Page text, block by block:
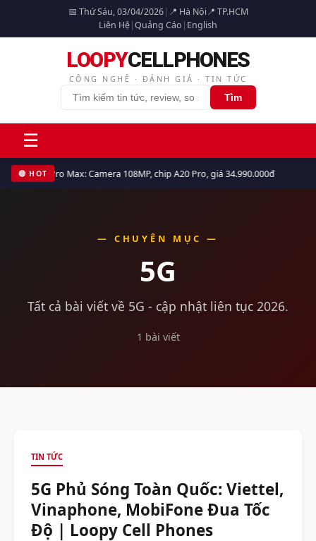
📅 Thứ Sáu, 03/04/2026| 📍 Hà Nội📍 TP.HCM
Liên Hệ|Quảng Cáo | English
LOOPYCELLPHONES
CÔNG NGHỆ · ĐÁNH GIÁ · TIN TỨC
Tìm
☰
🔴 HOT
iPhone 17 Pro Max: Camera 108MP, chip A20 Pro, giá 34.990.000đ
— CHUYÊN MỤC —
5G
Tất cả bài viết về 5G - cập nhật liên tục 2026.
1 bài viết
TIN TỨC
5G Phủ Sóng Toàn Quốc: Viettel,
Vinaphone, MobiFone Đua Tốc
Độ | Loopy Cell Phones